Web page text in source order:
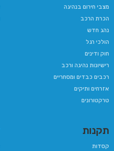
מצבי חירום בנהיגה
הכרת הרכב
נהג חדש
הולכי רגל
חוק ודינים
רישיונות נהיגה ורכב
רכבים כבדים ומסחריים
אזרחים ותיקים
טרקטורונים
תקנות
קסדות